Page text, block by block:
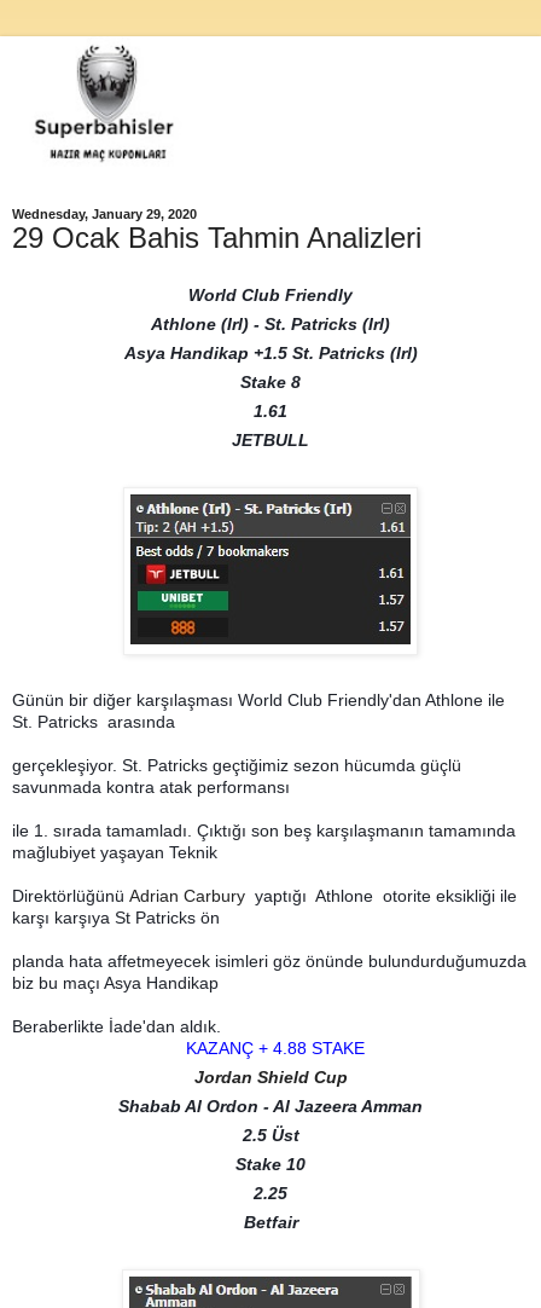
Wednesday, January 29, 2020
29 Ocak Bahis Tahmin Analizleri
World Club Friendly
Athlone (Irl) - St. Patricks (Irl)
Asya Handikap +1.5 St. Patricks (Irl)
Stake 8
1.61
JETBULL
Günün bir diğer karşılaşması World Club Friendly'dan Athlone ile
St. Patricks arasında
gerçekleşiyor. St. Patricks geçtiğimiz sezon hücumda güçlü
savunmada kontra atak performansı
ile 1. sırada tamamladı. Çıktığı son beş karşılaşmanın tamamında
mağlubiyet yaşayan Teknik
Direktörlüğünü Adrian Carbury yaptığı Athlone otorite eksikliği ile
karşı karşıya St Patricks ön
planda hata affetmeyecek isimleri göz önünde bulundurduğumuzda
biz bu maçı Asya Handikap
Beraberlikte İade'dan aldık.
KAZANÇ + 4.88 STAKE
Jordan Shield Cup
Shabab Al Ordon - Al Jazeera Amman
2.5 Üst
Stake 10
2.25
Betfair